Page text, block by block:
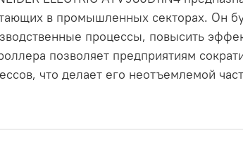
в промышленных секторах. Он
процессы, повысить
позволяет предприятиям
что делает его неотъемлемой